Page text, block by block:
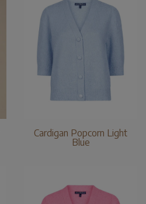
Cardigan Popcorn Light
Blue